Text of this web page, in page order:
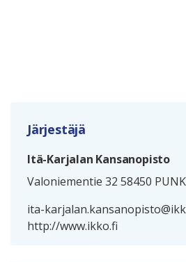
Järjestäjä
Itä-Karjalan Kansanopisto
Valoniementie 32 58450
ita-
http://www.ikko.fi